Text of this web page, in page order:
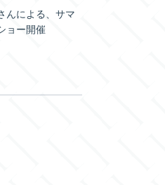
んによる、サマ
ョー開催